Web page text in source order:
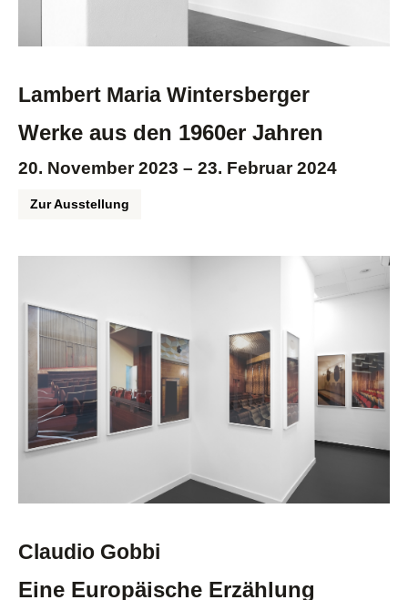
Lambert Maria Wintersberger
Werke aus den 1960er Jahren
20. November 2023 – 23. Februar 2024
Zur Ausstellung
Claudio Gobbi
Eine Europäische Erzählung